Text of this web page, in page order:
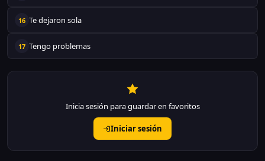
16 Te dejaron sola
17 Tengo problemas
Inicia sesión para guardar en favoritos
Iniciar sesión